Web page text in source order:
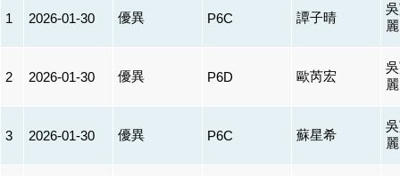
1 2026-01-30 優異 P6C 譚子晴
麗
2 2026-01-30 優異 P6D 歐芮宏
麗
3 2026-01-30 優異 P6C 蘇星希
麗